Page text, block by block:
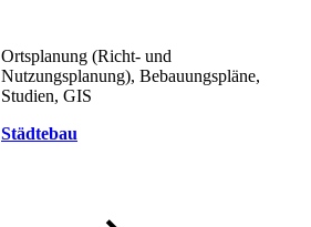
Ortsplanung (Richt- und
Nutzungsplanung), Bebauungspläne,
Studien, GIS
Städtebau